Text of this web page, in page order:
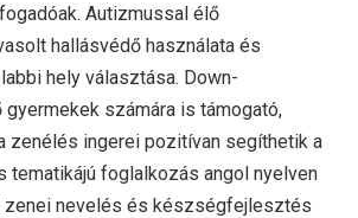
Autizmussal élő
hallásvédő használata és
hely választása. Down-
számára is támogató,
zenélés ingerei pozitívan segíthetik a
tematikájú foglalkozás angol nyelven
zenei nevelés és készségfejlesztés